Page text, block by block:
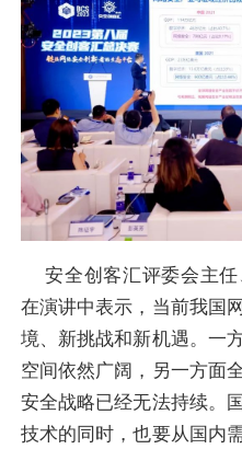
安全创客汇评委会主任
在演讲中表示，当前我国
境、新挑战和新机遇。一
空间依然广阔，另一方面
安全战略已经无法持续。
技术的同时，也要从国内